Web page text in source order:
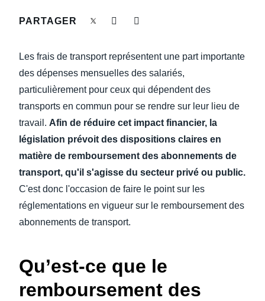
Finland (English)
España (Español)
Norway (English)
FRAUDE ET CONFORMITÉ
L’EXPÉRIENCE EMPLOYÉ
PARTAGER
Les frais de transport représentent une part importante
des dépenses mensuelles des salariés,
particulièrement pour ceux qui dépendent des
transports en commun pour se rendre sur leur lieu de
travail. Afin de réduire cet impact financier, la
législation prévoit des dispositions claires en
matière de remboursement des abonnements de
transport, qu'il s'agisse du secteur privé ou public.
C'est donc l'occasion de faire le point sur les
réglementations en vigueur sur le remboursement des
abonnements de transport.
Qu’est-ce que le
remboursement des